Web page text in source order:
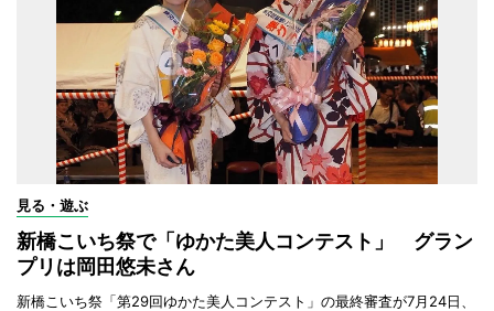
見る・遊ぶ
新橋こいち祭で「ゆかた美人コンテスト」 グラン
プリは岡田悠未さん
新橋こいち祭「第29回ゆかた美人コンテスト」の最終審査が7月24日、